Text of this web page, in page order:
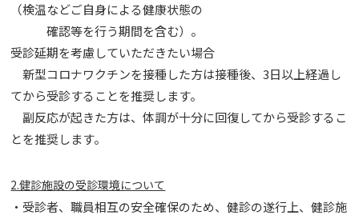
（検温などご自身による健康状態の
確認等を行う期間を含む）。
受診延期を考慮していただきたい場合
新型コロナワクチンを接種した方は接種後、3日以上経過し
てから受診することを推奨します。
副反応が起きた方は、体調が十分に回復してから受診するこ
とを推奨します。
2.健診施設の受診環境について
・受診者、職員相互の安全確保のため、健診の遂行上、健診施